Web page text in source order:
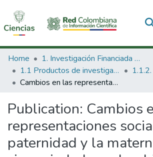
Communities & Collections
All of DSpace
Home
1. Investigación Financiada con Recursos Públicos
1.1 Productos de investigación
Cambios en las representaciones sociales de la paternidad y la maternidad en cinco ciudades colombianas. Análisis desde la perspectiva de género.
Publication: Cambios
representaciones
paternidad y la